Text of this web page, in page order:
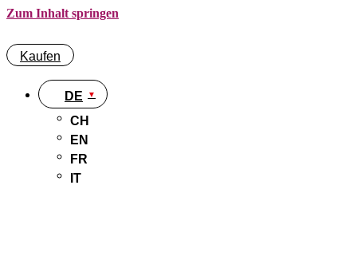
Zum Inhalt springen
Kaufen
DE
CH
EN
FR
IT